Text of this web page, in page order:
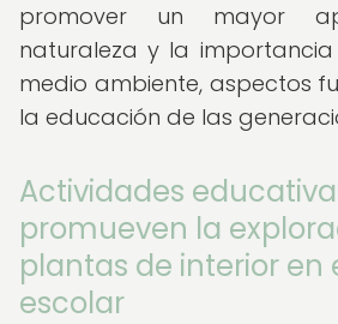
promover un mayor
naturaleza y la
medio ambiente, aspectos
la educación de las
Actividades
promueven la
plantas de interior en
escolar